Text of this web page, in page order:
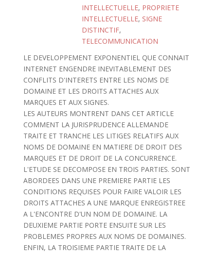
INTELLECTUELLE, PROPRIETE
INTELLECTUELLE, SIGNE
DISTINCTIF,
TELECOMMUNICATION
LE DEVELOPPEMENT EXPONENTIEL QUE CONNAIT
INTERNET ENGENDRE INEVITABLEMENT DES
CONFLITS D'INTERETS ENTRE LES NOMS DE
DOMAINE ET LES DROITS ATTACHES AUX
MARQUES ET AUX SIGNES.
LES AUTEURS MONTRENT DANS CET ARTICLE
COMMENT LA JURISPRUDENCE ALLEMANDE
TRAITE ET TRANCHE LES LITIGES RELATIFS AUX
NOMS DE DOMAINE EN MATIERE DE DROIT DES
MARQUES ET DE DROIT DE LA CONCURRENCE.
L'ETUDE SE DECOMPOSE EN TROIS PARTIES. SONT
ABORDEES DANS UNE PREMIERE PARTIE LES
CONDITIONS REQUISES POUR FAIRE VALOIR LES
DROITS ATTACHES A UNE MARQUE ENREGISTREE
A L'ENCONTRE D'UN NOM DE DOMAINE. LA
DEUXIEME PARTIE PORTE ENSUITE SUR LES
PROBLEMES PROPRES AUX NOMS DE DOMAINES.
ENFIN, LA TROISIEME PARTIE TRAITE DE LA